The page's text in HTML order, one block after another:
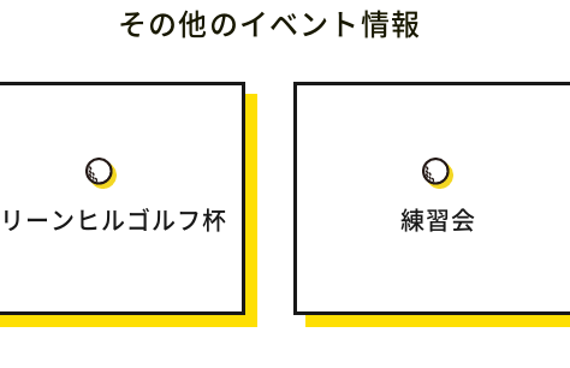
その他のイベント情報
ーンヒルゴルフ杯 練習会